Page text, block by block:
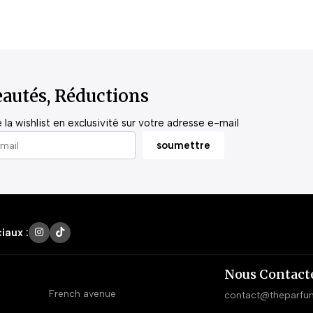
Réductions
wishlist en exclusivité sur votre adresse e-mail
:
French avenue
Nous